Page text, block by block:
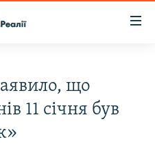
що
11 січня був